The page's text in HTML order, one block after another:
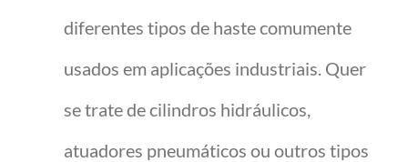
diferentes tipos de haste comumente
usados em aplicações industriais. Quer
se trate de cilindros hidráulicos,
atuadores pneumáticos ou outros tipos